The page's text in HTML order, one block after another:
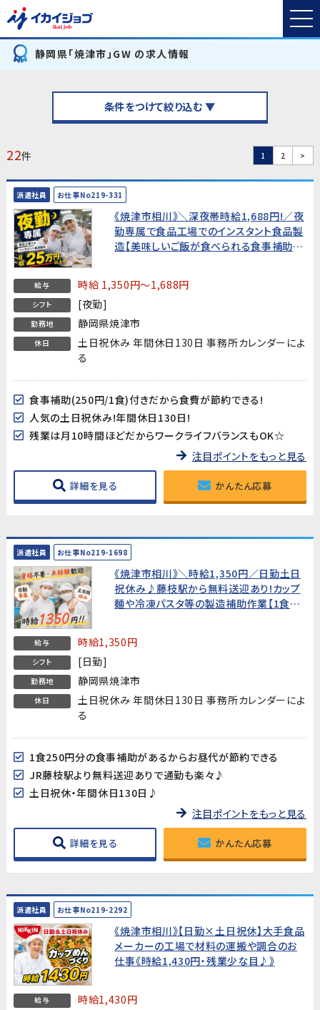
静岡県「焼津市」GW の求人情報
条件をつけて絞り込む ▼
22件 1 2 >
派遣社員 お仕事No219-331
《焼津市相川》＼深夜帯時給1,688円!／夜
勤専属で食品工場でのインスタント食品製
造【美味しいご飯が食べられる食事補助
給与 時給 1,350円～1,688円
シフト [夜勤]
勤務地 静岡県焼津市
休日
土日祝休み 年間休日130日 事務所カレンダーによ
る
食事補助(250円/1食)付きだから食費が節約できる!
人気の土日祝休み!年間休日130日!
残業は月10時間ほどだからワークライフバランスもOK☆
注目ポイントをもっと見る
詳細を見る かんたん応募
派遣社員 お仕事No219-1698
《焼津市相川》＼時給1,350円／日勤土日
祝休み♪藤枝駅から無料送迎あり!カップ
麺や冷凍パスタ等の製造補助作業【1食
給与 時給1,350円
シフト [日勤]
勤務地 静岡県焼津市
休日
土日祝休み 年間休日130日 事務所カレンダーによ
る
1食250円分の食事補助があるからお昼代が節約できる
JR藤枝駅より無料送迎ありで通勤も楽々♪
土日祝休・年間休日130日♪
注目ポイントをもっと見る
詳細を見る かんたん応募
派遣社員 お仕事No219-2292
《焼津市相川》【日勤×土日祝休】大手食品
メーカーの工場で材料の運搬や調合のお
仕事《時給1,430円・残業少な目♪》
給与 時給1,430円